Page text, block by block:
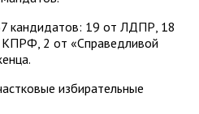
кандидатов: 19 от ЛДПР, 18
2 от «Справедливой
избирательные